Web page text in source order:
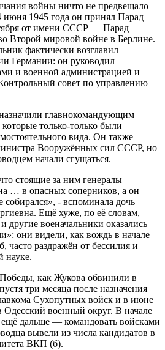
войны ничто не предвещало
1945 года он принял Парад
от имени СССР — Парад
Второй мировой войне в Берлине.
фактически возглавил
Германии: он руководил
и военной администрацией и
совет по управлению
главнокомандующим
только-только были
вида. Он также
Вооружённых сил СССР, но
начали сгущаться.
стоящие за ним генералы
… в опасных соперников, а он
собирался», - вспоминала дочь
Ещё хуже, по её словам,
другие военачальники оказались
они видели, как вождь в начале
часто раздражён от бессилия и
науке.
как Жукова обвинили в
три месяца после назначения
Сухопутных войск и в июне
Одесский военный округ. В начале
ещё дальше — командовать войсками
вывели из числа кандидатов в
ВКП (б).